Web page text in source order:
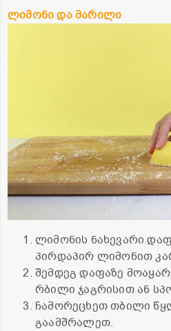
ლიმონი და მარილი
ლიმონის ნახევარი
პირდაპირ ლიმონით
შემდეგ დაფაზე
რბილი ჯაგრისით ან
ჩამორეცხეთ თბილი
გაამშრალეთ.